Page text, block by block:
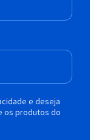
e deseja
os produtos do